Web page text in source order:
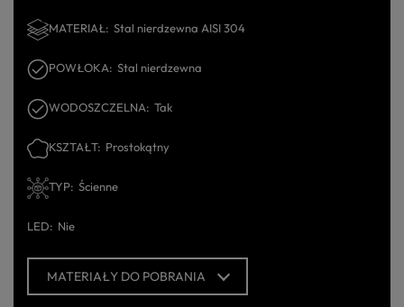
MATERIAŁ Stal nierdzewna AISI 304
POWŁOKA Stal nierdzewna
WODOSZCZELNA Tak
KSZTAŁT Prostokątny
TYP Ścienne
LED Nie
MATERIAŁY DO POBRANIA